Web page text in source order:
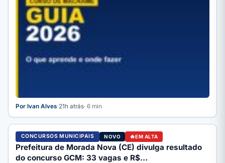
Por Ivan Alves·21h atrás· 6 min
CONCURSOS MUNICIPAIS NOVO EM ALTA
Prefeitura de Morada Nova (CE) divulga resultado
do concurso GCM: 33 vagas e R$…